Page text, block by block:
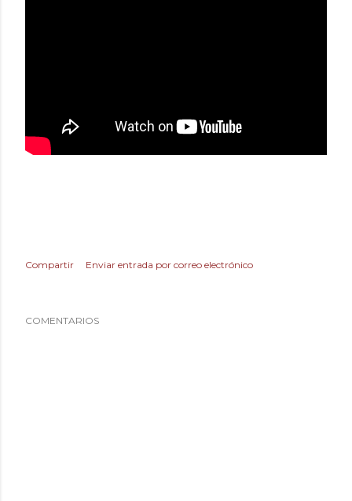
Compartir Enviar entrada por correo electrónico
COMENTARIOS